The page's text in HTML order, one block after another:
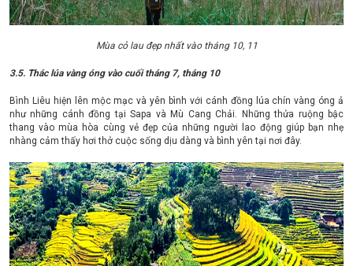
Mùa cỏ lau đẹp nhất vào tháng 10, 11
3.5. Thác lúa vàng óng vào cuối tháng 7, tháng 10
Bình Liêu hiện lên mộc mạc và yên bình với cánh đồng lúa chín vàng óng ả
như những cánh đồng tại Sapa và Mù Cang Chải. Những thửa ruộng bậc
thang vào mùa hòa cùng vẻ đẹp của những người lao động giúp bạn nhẹ
nhàng cảm thấy hơi thở cuộc sống dịu dàng và bình yên tại nơi đây.